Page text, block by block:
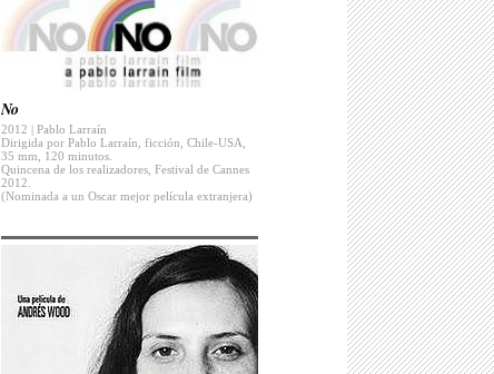
No
2012 | Pablo Larraín
Dirigida por Pablo Larraín, ficción, Chile-USA,
35 mm, 120 minutos.
Quincena de los realizadores, Festival de Cannes
2012.
(Nominada a un Oscar mejor película extranjera)